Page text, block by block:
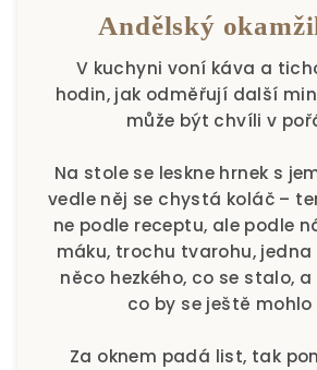
Andělský
V kuchyni voní káva a
hodin, jak odměřují další
může být chvíli v
Na stole se leskne hrnek s
vedle něj se chystá koláč –
ne podle receptu, ale podle
máku, trochu tvarohu, jedna
něco hezkého, co se stalo,
co by se ještě
Za oknem padá list, tak